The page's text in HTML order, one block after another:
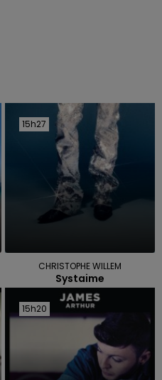
15h27
15h27
CHRISTOPHE WILLEM
Systaime
15h20
15h20